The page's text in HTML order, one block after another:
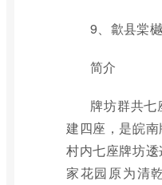
9、歙县棠
简介
牌坊群共
建四座，是皖南
村内七座牌坊
家花园原为清